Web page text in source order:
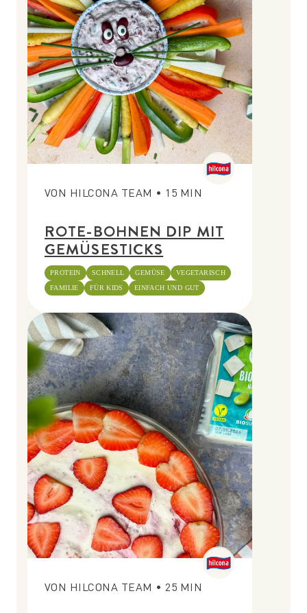
VON HILCONA TEAM • 15 MIN
ROTE-BOHNEN DIP MIT
GEMÜSESTICKS
PROTEIN SCHNELL GEMÜSE
VEGETARISCH
FAMILIE
FÜR KIDS EINFACH UND GUT
VON HILCONA TEAM • 25 MIN